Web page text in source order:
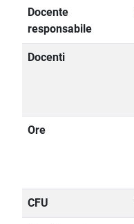
Docente
responsabile
Docenti
Ore
CFU